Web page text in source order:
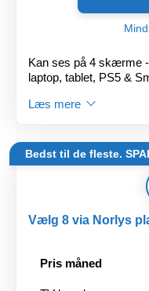
Kan ses på 4 skærme
laptop, tablet, PS5 &
Læs mere
Bedst til de fleste.
Vælg 8 via Norlys
Pris måned